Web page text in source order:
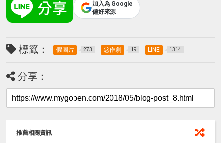
加入為 Google
偏好來源
標籤： 假圖片 273 惡作劇 19 LINE 1314
分享：
推薦相關資訊